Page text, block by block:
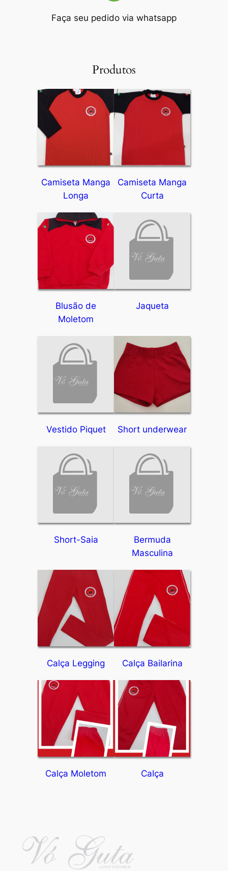
Faça seu pedido via whatsapp
Produtos
Camiseta Manga
Longa
Camiseta Manga
Curta
Blusão de
Moletom
Jaqueta
Vestido Piquet Short underwear
Short-Saia
Bermuda
Masculina
Calça Legging Calça Bailarina
Calça Moletom Calça